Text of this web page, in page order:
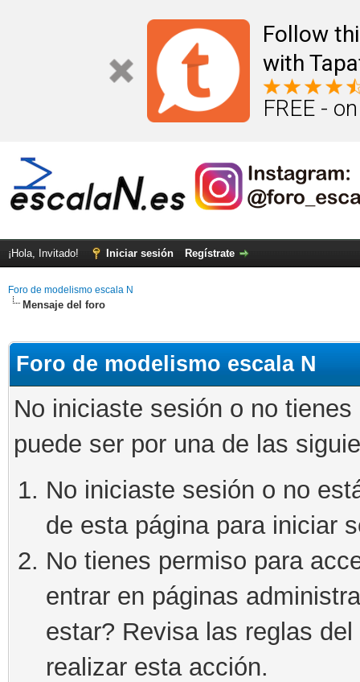
Follow
with
FREE -
¡Hola, Invitado! Iniciar sesión Regístrate
Foro de modelismo escala N
Mensaje del foro
Foro de modelismo escala N
No iniciaste sesión o no
puede ser por una de las
No iniciaste sesión o no
de esta página para iniciar
No tienes permiso para
entrar en páginas
estar? Revisa las reglas
realizar esta acción.